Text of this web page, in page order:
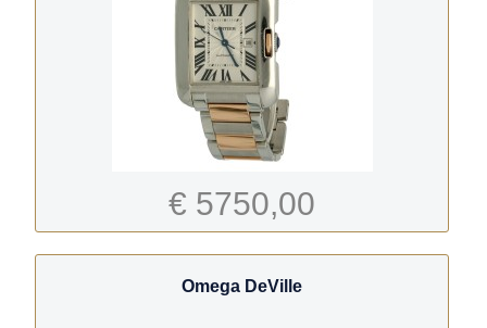
€ 5750,00
Omega DeVille